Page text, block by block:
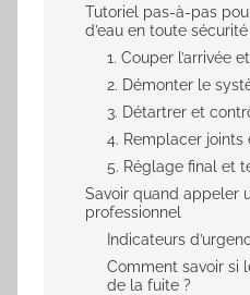
Tutoriel pas-à-pas
d’eau en toute sécurité
1. Couper l’arrivée
2. Démonter le
3. Détartrer et
4. Remplacer joints
5. Réglage final et
Savoir quand appeler
professionnel
Indicateurs
Comment savoir si
de la fuite ?